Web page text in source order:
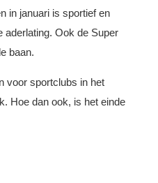
in januari is sportief en
aderlating. Ook de Super
baan.
voor sportclubs in het
Hoe dan ook, is het einde